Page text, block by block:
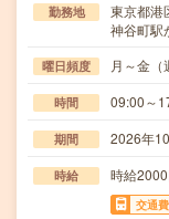
勤務地
東京都港
神谷町駅
曜日頻度 月～金
時間 09:00～
期間 2026年
時給 時給
交通費